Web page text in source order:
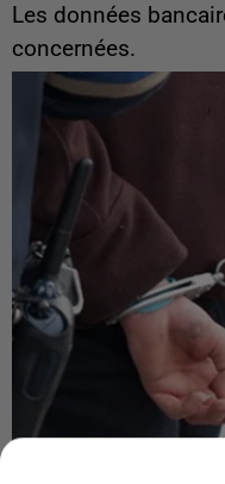
Les données
concernées.